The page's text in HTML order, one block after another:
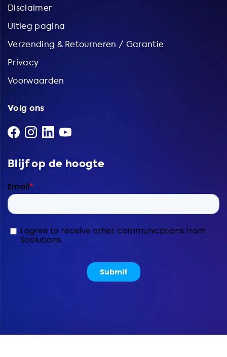
Disclaimer
Uitleg pagina
Verzending & Retourneren / Garantie
Privacy
Voorwaarden
Volg ons
Blijf op de hoogte